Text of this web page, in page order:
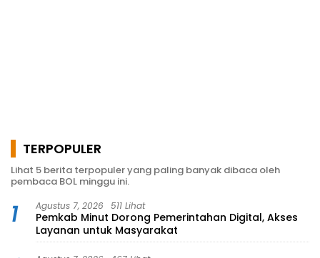
TERPOPULER
Lihat 5 berita terpopuler yang paling banyak dibaca oleh
pembaca BOL minggu ini.
1 Agustus 7, 2026 511 Lihat
Pemkab Minut Dorong Pemerintahan Digital, Akses
Layanan untuk Masyarakat